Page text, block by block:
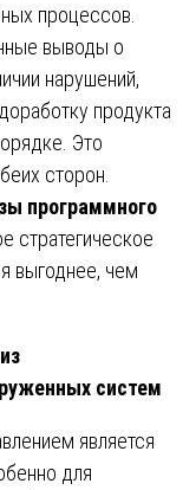
процессов.
выводы о
нарушений,
продукта
Это
сторон.
программного
стратегическое
выгоднее, чем
систем
является
для